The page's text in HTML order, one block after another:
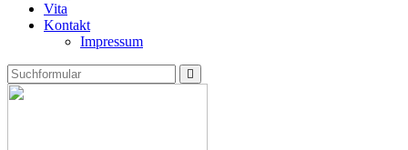
Vita
Kontakt
Impressum
Search